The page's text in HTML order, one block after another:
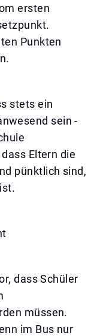
ersten
Punkten
stets ein
sein -
Eltern die
pünktlich sind,
dass Schüler
müssen.
im Bus nur